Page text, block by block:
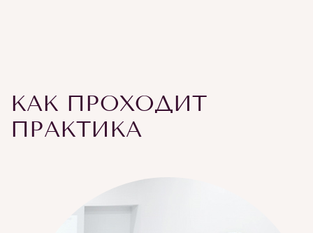
КАК ПРОХОДИТ
ПРАКТИКА